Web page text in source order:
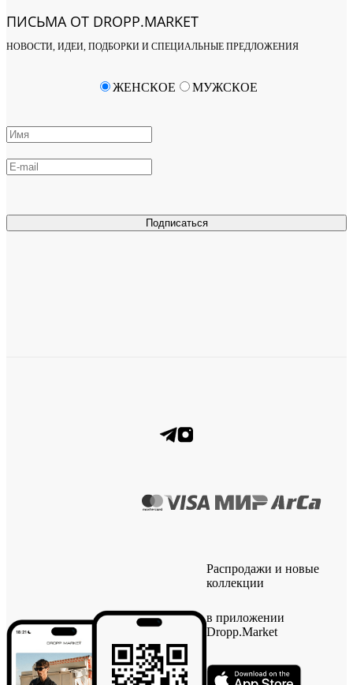
ПИСЬМА ОТ DROPP.MARKET
НОВОСТИ, ИДЕИ, ПОДБОРКИ И СПЕЦИАЛЬНЫЕ ПРЕДЛОЖЕНИЯ
Подписаться
ЖЕНСКОЕ МУЖСКОЕ
Распродажи и новые
коллекции
в приложении
Dropp.Market